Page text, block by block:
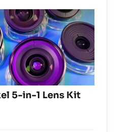
5-in-1 Lens Kit